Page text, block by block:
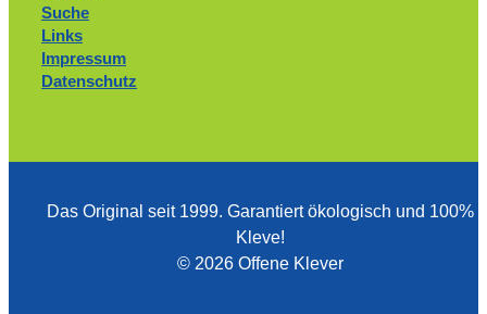
Suche
Links
Impressum
Datenschutz
Das Original seit 1999. ­Garantiert ökologisch und 100%
Kleve!
© 2026 Offene Klever